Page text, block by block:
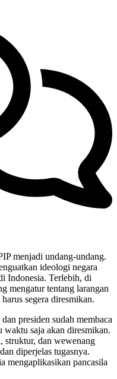
menjadi undang-undang.
ideologi negara
Indonesia. Terlebih, di
mengatur tentang larangan
segera diresmikan.
presiden sudah membaca
saja akan diresmikan.
struktur, dan wewenang
diperjelas tugasnya.
mengaplikasikan pancasila